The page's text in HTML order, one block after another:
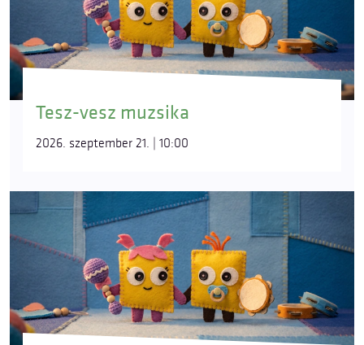
Tesz-vesz muzsika
2026. szeptember 21. | 10:00